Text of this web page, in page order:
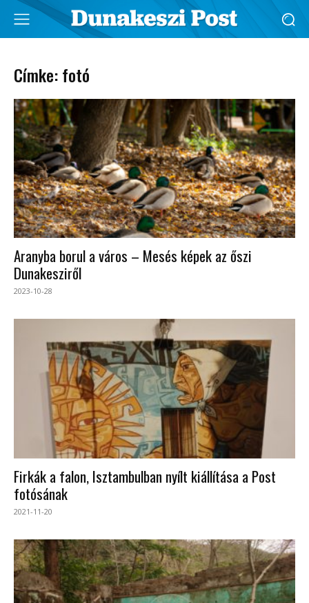
Címke: fotó
Aranyba borul a város – Mesés képek az őszi
Dunakesziről
2023-10-28
Firkák a falon, Isztambulban nyílt kiállítása a Post
fotósának
2021-11-20